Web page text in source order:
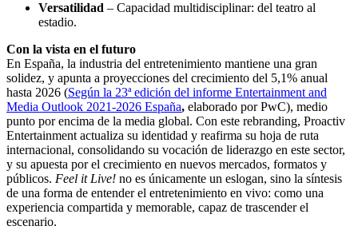
Versatilidad – Capacidad multidisciplinar: del teatro al
estadio.
Con la vista en el futuro
En España, la industria del entretenimiento mantiene una gran
solidez, y apunta a proyecciones del crecimiento del 5,1% anual
hasta 2026 (Según la 23ª edición del informe Entertainment and
Media Outlook 2021-2026 España, elaborado por PwC), medio
punto por encima de la media global. Con este rebranding, Proactiv
Entertainment actualiza su identidad y reafirma su hoja de ruta
internacional, consolidando su vocación de liderazgo en este sector,
y su apuesta por el crecimiento en nuevos mercados, formatos y
públicos. Feel it Live! no es únicamente un eslogan, sino la síntesis
de una forma de entender el entretenimiento en vivo: como una
experiencia compartida y memorable, capaz de trascender el
escenario.